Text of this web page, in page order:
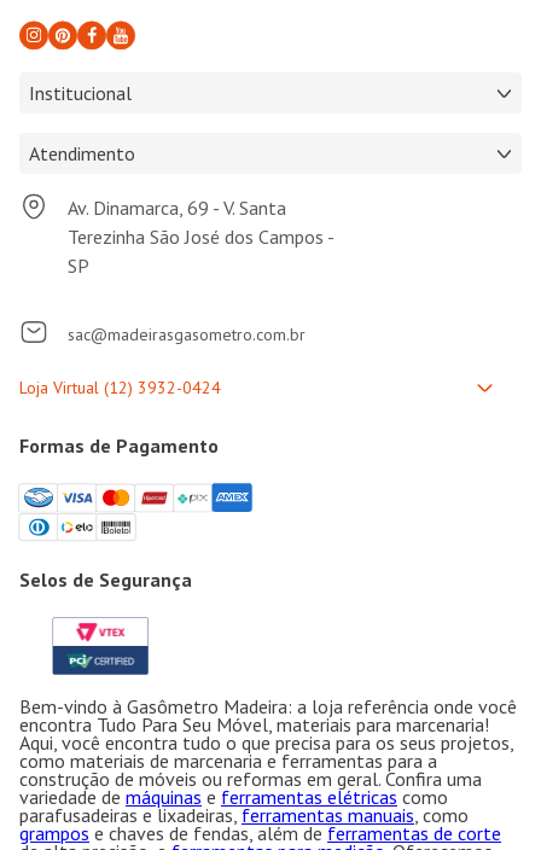
Institucional
Atendimento
Av. Dinamarca, 69 - V. Santa
Terezinha São José dos Campos -
SP
sac@madeirasgasometro.com.br
Formas de Pagamento
Selos de Segurança
Bem-vindo à Gasômetro Madeira: a loja referência onde você
encontra Tudo Para Seu Móvel, materiais para marcenaria!
Aqui, você encontra tudo o que precisa para os seus projetos,
como materiais de marcenaria e ferramentas para a
construção de móveis ou reformas em geral. Confira uma
variedade de máquinas e ferramentas elétricas como
parafusadeiras e lixadeiras,ferramentas manuais , como
grampos e chaves de fendas, além deferramentas de corte